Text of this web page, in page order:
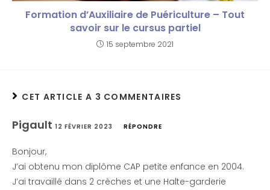
Formation d’Auxiliaire de Puériculture – Tout
savoir sur le cursus partiel
15 septembre 2021
CET ARTICLE A 3 COMMENTAIRES
Pigault 12 FÉVRIER 2023 RÉPONDRE
Bonjour,
J’ai obtenu mon diplôme CAP petite enfance en 2004.
J’ai travaillé dans 2 crèches et une Halte-garderie